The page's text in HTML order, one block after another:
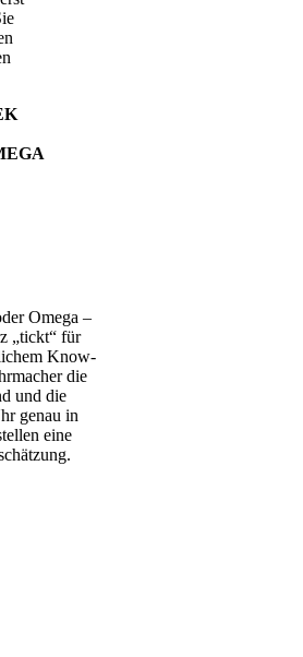
Omega –
„tickt“ für
Know-
die
und die
genau in
eine